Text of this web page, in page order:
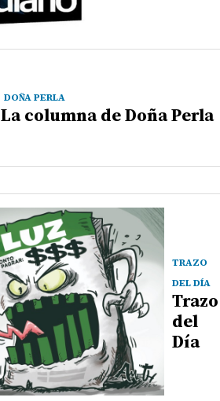
DOÑA PERLA
La columna de Doña Perla
TRAZO
DEL DÍA
Trazo
del
Día